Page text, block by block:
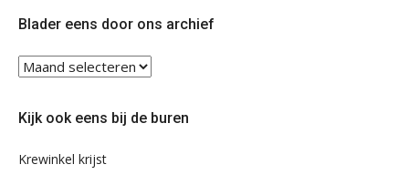
Blader eens door ons archief
Blader
ons
Kijk ook eens bij de buren
Krewinkel krijst